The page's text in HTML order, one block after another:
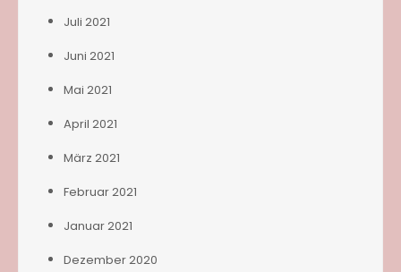
Juli 2021
Juni 2021
Mai 2021
April 2021
März 2021
Februar 2021
Januar 2021
Dezember 2020